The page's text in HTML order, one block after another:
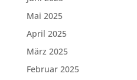
Mai 2025
April 2025
März 2025
Februar 2025